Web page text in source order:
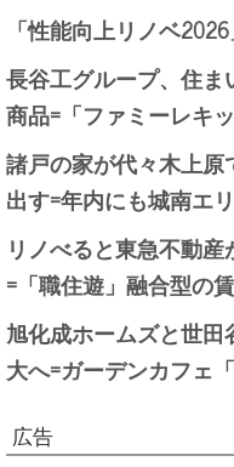
「性能向上リノベ
長谷工グループ、住
商品=「ファミーレキ
諸戸の家が代々木上
出す=年内にも城南エ
リノべると東急不動
=「職住遊」融合型の
旭化成ホームズと世
大へ=ガーデンカフェ
広告